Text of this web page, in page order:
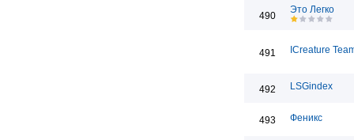
490
Это Легко
491 ICreature
492 LSGindex
493 Феникс